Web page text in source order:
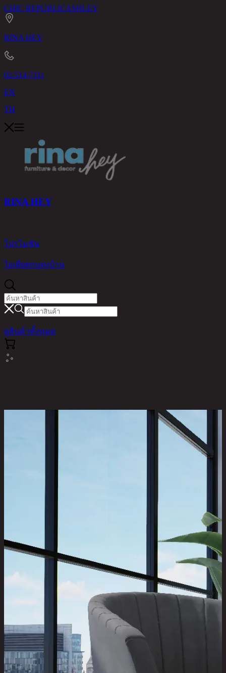
CHIC REPUBLICASHLEY
RINA HEY
02-514-7111
EN
TH
RINA HEY
โปรโมชัน
ไอเดียตกแต่งบ้าน
ดูสินค้าทั้งหมด